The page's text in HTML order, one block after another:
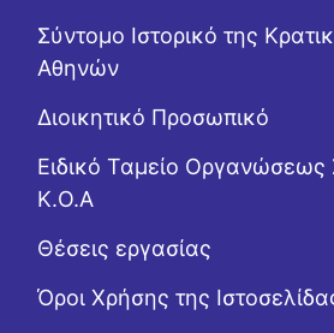
Σύντομο Ιστορικό της
Αθηνών
Διοικητικό Προσωπικό
Ειδικό Ταμείο Οργανώσεως
Κ.Ο.Α
Θέσεις εργασίας
Όροι Χρήσης της